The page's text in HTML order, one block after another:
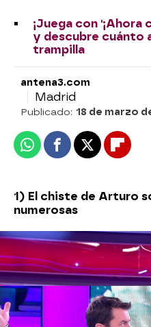
¡Juega con '¡Ahora
y descubre cuánto
trampilla
antena3.com
Madrid
Publicado: 18 de marzo
WhatsappFacebook
X
1) El chiste de Arturo
numerosas
2) Duelo de chistes
Alberto
3) Arturo se atreve
militares